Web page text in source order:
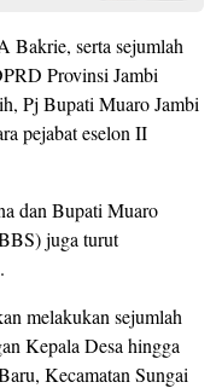
Bakrie, serta sejumlah
Provinsi Jambi
Pj Bupati Muaro Jambi
pejabat eselon II
dan Bupati Muaro
juga turut
melakukan sejumlah
Kepala Desa hingga
Kecamatan Sungai